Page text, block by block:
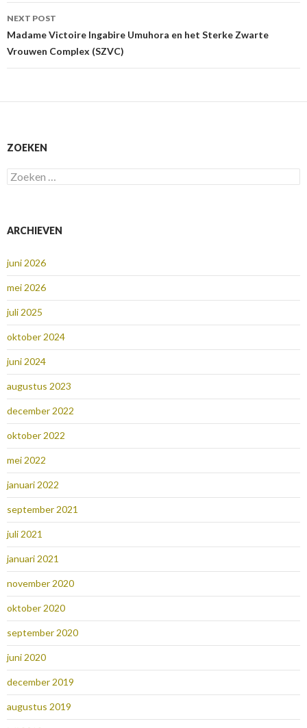
NEXT POST
Madame Victoire Ingabire Umuhora en het Sterke Zwarte
Vrouwen Complex (SZVC)
ZOEKEN
Zoeken
naar:
ARCHIEVEN
juni 2026
mei 2026
juli 2025
oktober 2024
juni 2024
augustus 2023
december 2022
oktober 2022
mei 2022
januari 2022
september 2021
juli 2021
januari 2021
november 2020
oktober 2020
september 2020
juni 2020
december 2019
augustus 2019